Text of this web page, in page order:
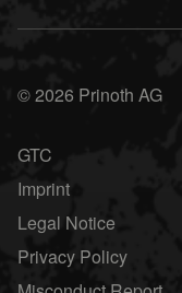
© 2026 Prinoth AG
GTC
Imprint
Legal Notice
Privacy Policy